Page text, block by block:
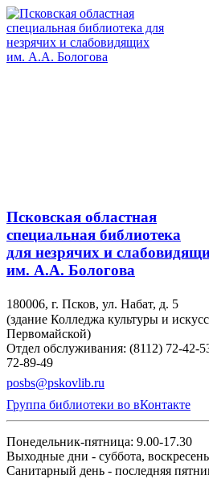
Псковская областная
специальная библиотека
для незрячих и
им. А.А. Бологова
180006, г. Псков, ул. Набат, д. 5
(здание Колледжа культуры и
Первомайской)
Отдел обслуживания: (8112) 72-42-
72-89-49
posbs@pskovlib.ru
Группа библиотеки во вКонтакте
Понедельник-пятница: 9.00-17.30
Выходные дни - суббота,
Санитарный день - последняя